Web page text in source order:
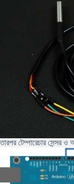
তারপর টেম্পারেচার সেন্সর